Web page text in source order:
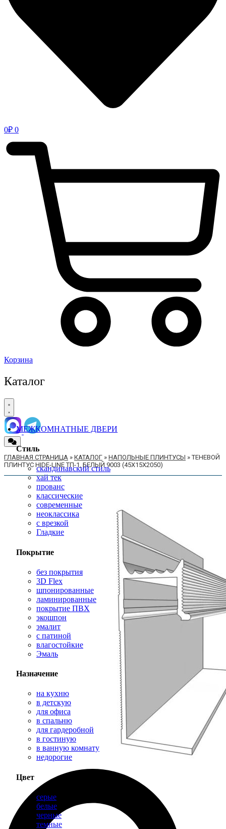
0₽ 0
Корзина
Каталог
МЕЖКОМНАТНЫЕ ДВЕРИ
Стиль
скандинавский стиль
хай тек
прованс
классические
современные
неоклассика
с врезкой
Гладкие
Покрытие
без покрытия
3D Flex
шпонированные
ламинированные
покрытие ПВХ
экошпон
эмалит
с патиной
влагостойкие
Эмаль
Назначение
на кухню
в детскую
для офиса
в спальню
для гардеробной
в гостиную
в ванную комнату
недорогие
Цвет
серые
белые
черные
темные
ГЛАВНАЯ СТРАНИЦА » КАТАЛОГ » НАПОЛЬНЫЕ ПЛИНТУСЫ »ТЕНЕВОЙ
ПЛИНТУС HIDE-LINE ТП-1, БЕЛЫЙ 9003 (45X15X2050)